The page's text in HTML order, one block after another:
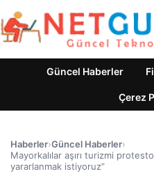
Güncel Haberler
Çerez
Haberler›Güncel Haberler›
Mayorkalılar aşırı turizmi
yararlanmak istiyoruz”